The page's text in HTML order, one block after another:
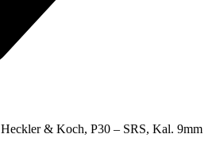
Heckler & Koch, P30 – SRS, Kal. 9mm